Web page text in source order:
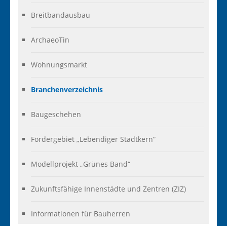
Breitbandausbau
ArchaeoTin
Wohnungsmarkt
Branchenverzeichnis
Baugeschehen
Fördergebiet „Lebendiger Stadtkern“
Modellprojekt „Grünes Band“
Zukunftsfähige Innenstädte und Zentren (ZIZ)
Informationen für Bauherren